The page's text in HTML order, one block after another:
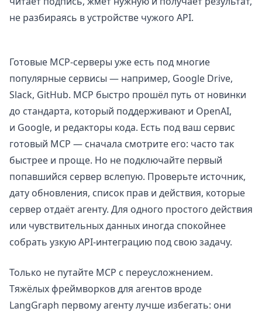
не разбираясь в устройстве чужого API.
Готовые MCP-серверы уже есть под многие
популярные сервисы — например, Google Drive,
Slack, GitHub. MCP быстро прошёл путь от новинки
до стандарта, который поддерживают и OpenAI,
и Google, и редакторы кода. Есть под ваш сервис
готовый MCP — сначала смотрите его: часто так
быстрее и проще. Но не подключайте первый
попавшийся сервер вслепую. Проверьте источник,
дату обновления, список прав и действия, которые
сервер отдаёт агенту. Для одного простого действия
или чувствительных данных иногда спокойнее
собрать узкую API-интеграцию под свою задачу.
Только не путайте MCP с переусложнением.
Тяжёлых фреймворков для агентов вроде
LangGraph первому агенту лучше избегать: они